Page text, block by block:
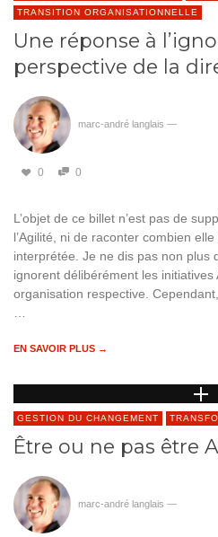
TRANSITION ORGANISATIONNELLE
Une réponse à
perspective de la
marc-andré langlais —
0 0
L’objet de ce billet n’est pas de
l’Agilité, ni de raconter combien
interprétée. Je ne dis pas non plus
ignorent délibérément les
organisation respective.
EN SAVOIR PLUS →
GESTION DU CHANGEMENT
Être ou ne pas être
marc-andré langlais —